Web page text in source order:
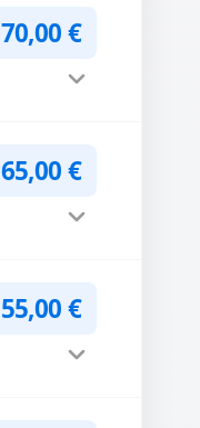
70,00€
65,00€
55,00€